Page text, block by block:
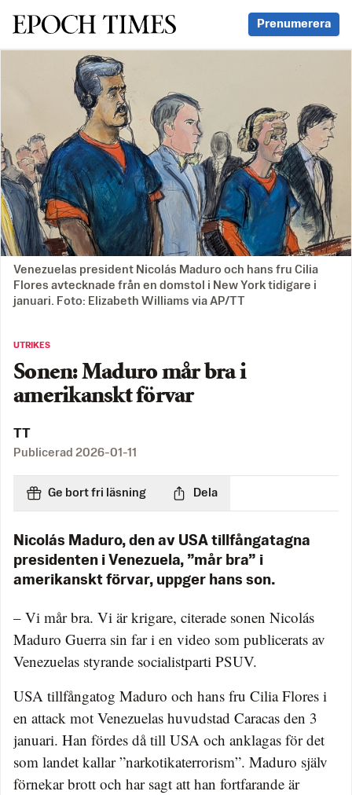
Svenska Epoch Times Prenumerera
Venezuelas president Nicolás Maduro och hans fru Cilia
Flores avtecknade från en domstol i New York tidigare i
januari. Foto: Elizabeth Williams via AP/TT
UTRIKES
Sonen: Maduro mår bra i
amerikanskt förvar
TT
Publicerad 2026-01-11
Ge bort fri läsning Dela
Nicolás Maduro, den av USA tillfångatagna
presidenten i Venezuela, ”mår bra” i
amerikanskt förvar, uppger hans son.
– Vi mår bra. Vi är krigare, citerade sonen Nicolás
Maduro Guerra sin far i en video som publicerats av
Venezuelas styrande socialistparti PSUV.
USA tillfångatog Maduro och hans fru Cilia Flores i
en attack mot Venezuelas huvudstad Caracas den 3
januari. Han fördes då till USA och anklagas för det
som landet kallar ”narkotikaterrorism”. Maduro själv
förnekar brott och har sagt att han fortfarande är